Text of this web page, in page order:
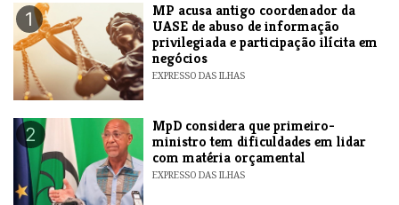
1
MP acusa antigo coordenador da
UASE de abuso de informação
privilegiada e participação ilícita em
negócios
EXPRESSO DAS ILHAS
2
MpD considera que primeiro-
ministro tem dificuldades em lidar
com matéria orçamental
EXPRESSO DAS ILHAS